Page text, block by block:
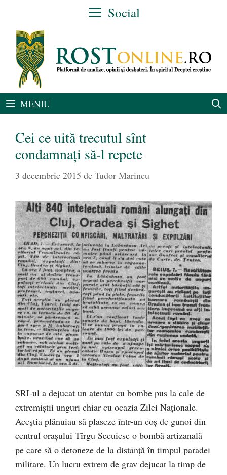
conținut
Social
MENIU
Cei ce uită trecutul sînt
condamnați să-l repete
3 decembrie 2015 de Tudor Marincu
SRI-ul a dejucat un atentat cu bombe pus la cale de
extremiștii unguri chiar cu ocazia Zilei Naționale.
Aceștia plănuiau să plaseze într-un coș de gunoi din
centrul orașului Tîrgu Secuiesc o bombă artizanală
pe care să o detoneze de la distanță în timpul paradei
militare. Un lucru extrem de grav dejucat la timp de